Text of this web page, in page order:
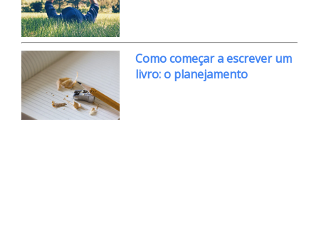
Como começar a escrever um
livro: o planejamento